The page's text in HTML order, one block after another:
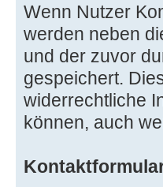
Wenn Nutzer
werden neben
und der zuvor
gespeichert.
widerrechtliche
können, auch